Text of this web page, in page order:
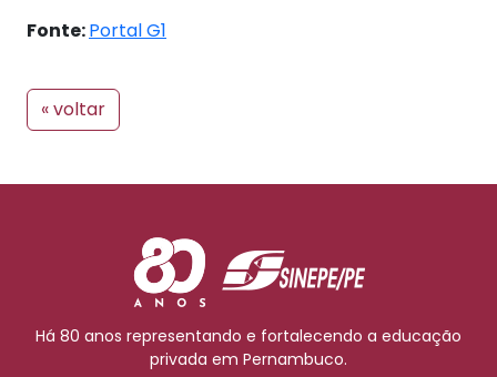
Fonte:Portal G1
« voltar
Há 80 anos representando e fortalecendo a educação
privada em Pernambuco.